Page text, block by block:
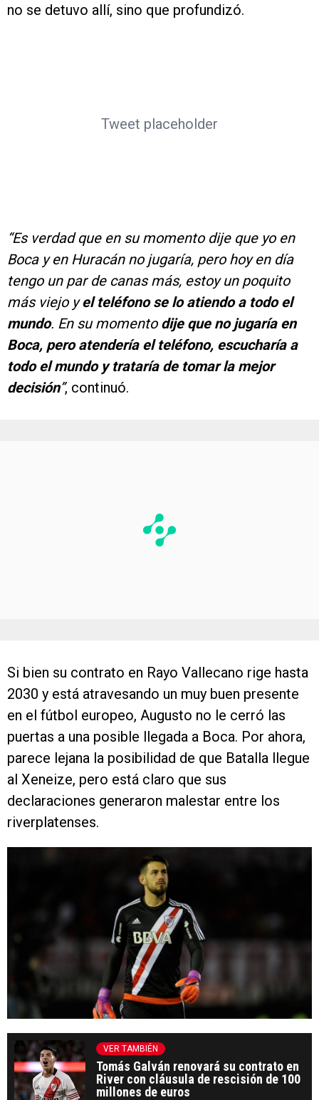
no se detuvo allí, sino que profundizó.
Tweet placeholder
“Es verdad que en su momento dije que yo en
Boca y en Huracán no jugaría, pero hoy en día
tengo un par de canas más, estoy un poquito
más viejo yel teléfono se lo atiendo a todo el
mundo. En su momento dije que no jugaría en
Boca, pero atendería el teléfono, escucharía a
todo el mundo y trataría de tomar la mejor
decisión”, continuó.
Si bien su contrato en Rayo Vallecano rige hasta
2030 y está atravesando un muy buen presente
en el fútbol europeo, Augusto no le cerró las
puertas a una posible llegada a Boca. Por ahora,
parece lejana la posibilidad de que Batalla llegue
al Xeneize, pero está claro que sus
declaraciones generaron malestar entre los
riverplatenses.
VER TAMBIÉN
Tomás Galván renovará su contrato en
River con cláusula de rescisión de 100
millones de euros